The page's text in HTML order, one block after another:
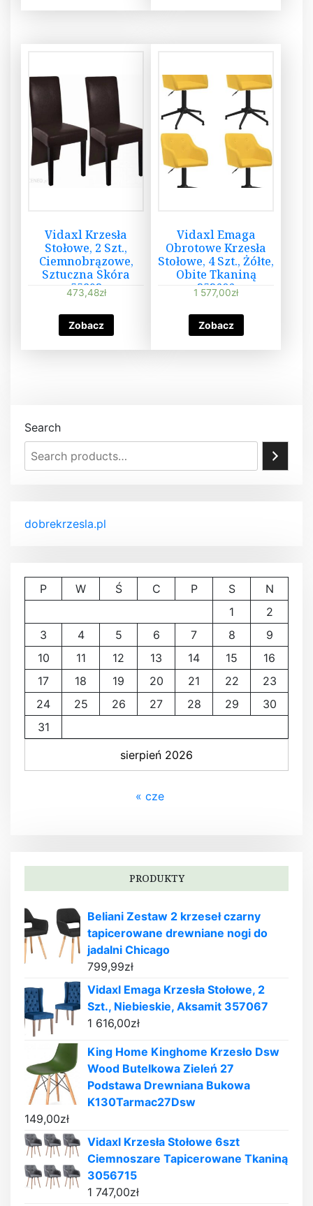
Vidaxl Krzesła
Stołowe, 2 Szt.,
Ciemnobrązowe,
Sztuczna Skóra
55893
473,48zł
Zobacz
Vidaxl Emaga
Obrotowe Krzesła
Stołowe, 4 Szt., Żółte,
Obite Tkaniną
353606
1 577,00zł
Zobacz
Search
dobrekrzesla.pl
sierpień 2026
P W Ś C P S
N
1
2
3
4 5 6 7 8
9
10
11 12 13 14 15
16
17
18 19 20 21 22
23
24
25 26 27 28 29
30
31
« cze
PRODUKTY
Beliani Zestaw 2 krzeseł czarny
tapicerowane drewniane nogi do
jadalni Chicago
799,99zł
Vidaxl Emaga Krzesła Stołowe, 2
Szt., Niebieskie, Aksamit 357067
1 616,00zł
King Home Kinghome Krzesło Dsw
Wood Butelkowa Zieleń 27
Podstawa Drewniana Bukowa
K130Tarmac27Dsw
149,00zł
Vidaxl Krzesła Stołowe 6szt
Ciemnoszare Tapicerowane Tkaniną
3056715
1 747,00zł